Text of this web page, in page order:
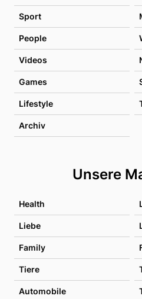
Sport
People
Videos
Games
Lifestyle
Archiv
Unsere
Health
Liebe
Family
Tiere
Automobile